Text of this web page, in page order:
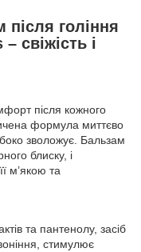
гоління
свіжість і
після кожного
формула миттєво
зволожує. Бальзам
блиску, і
м’якою та
та пантенолу, засіб
стимулює